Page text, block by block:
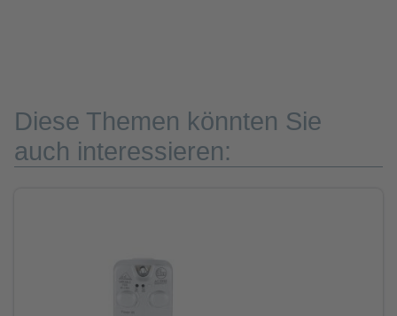
Diese Themen könnten Sie
auch interessieren: